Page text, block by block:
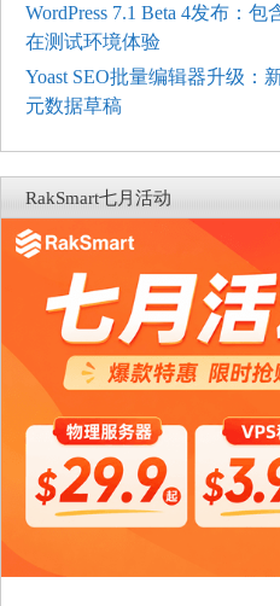
WordPress 7.1 Beta 4发布：
在测试环境体验
Yoast SEO批量编辑器升级：
元数据草稿
RakSmart七月活动